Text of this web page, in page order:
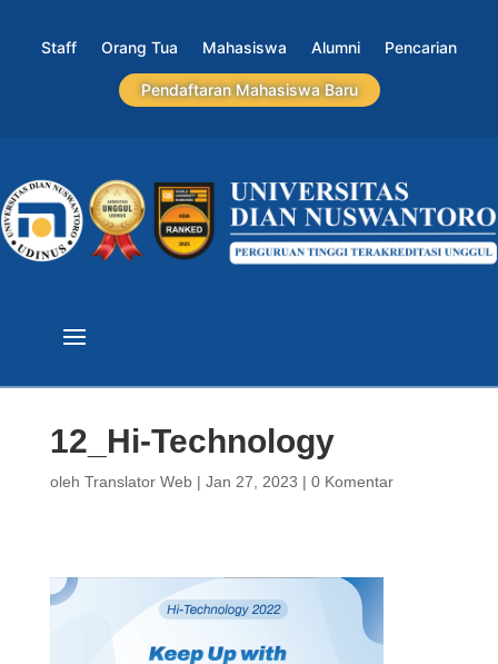
Staff Orang Tua Mahasiswa Alumni Pencarian
Pendaftaran Mahasiswa Baru
12_Hi-Technology
oleh Translator Web| Jan 27, 2023 | 0 Komentar